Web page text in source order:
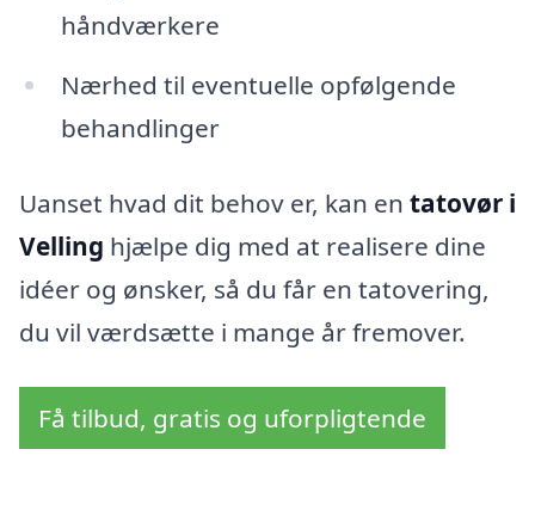
håndværkere
Nærhed til eventuelle opfølgende
behandlinger
Uanset hvad dit behov er, kan en tatovør i
Velling hjælpe dig med at realisere dine
idéer og ønsker, så du får en tatovering,
du vil værdsætte i mange år fremover.
Få tilbud, gratis og uforpligtende